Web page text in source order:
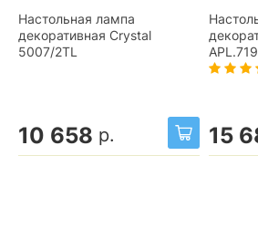
Настольная лампа
декоративная Crystal
5007/2TL
10 658 р. 15